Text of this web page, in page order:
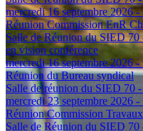
mercredi 16 septembre 2026 -
Réunion Commission EnR
Salle de Réunion du SIED
en vision conférence
mercredi 16 septembre 2026 -
Réunion du Bureau syndical
Salle de réunion du SIED
mercredi 23 septembre 2026 -
Réunion Commission Travaux
Salle de Réunion du SIED